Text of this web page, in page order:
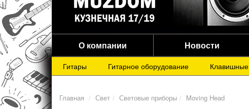
О компании Новости
Гитары Гитарное оборудование Клавишные
Главная Свет Световые приборы Moving Head